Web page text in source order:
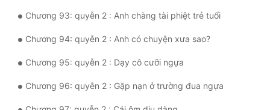
Chương 93: quyễn 2 : Anh chàng tài phiệt trẻ tuổi
Chương 94: quyễn 2 : Anh có chuyện xưa sao?
Chương 95: quyễn 2 : Dạy cô cưỡi ngựa
Chương 96: quyễn 2 : Gặp nạn ở trường đua ngựa